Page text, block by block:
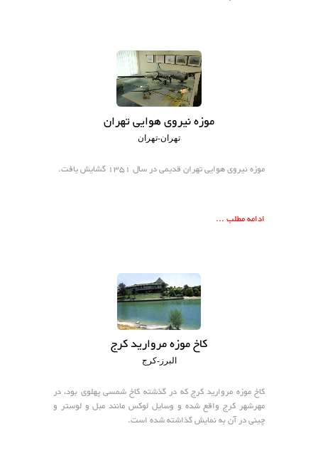
موزه نیروی هوایی تهران
تهران-تهران
موزه نیروی هوایی تهران قدیمی در سال ۱۳۵۱ گشایش یافت.
ادامه مطلب ...
کاخ موزه مروارید کرج
البرز-کرج
کاخ موزه مروارید کرج که در گذشته کاخ شمسی پهلوی بود، در
مهرشهر کرج واقع شده و وسایل لوکس مانند مبل و لوستر و
چینی در آن به نمایش گذاشته شده است.